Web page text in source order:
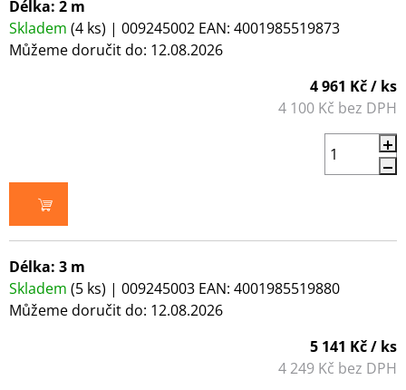
Délka: 2 m
Skladem (4 ks) | 009245002 EAN: 4001985519873
Můžeme doručit do: 12.08.2026
4 961 Kč/ ks
4 100 Kč bez DPH
DO KOŠÍKU
Délka: 3 m
Skladem (5 ks) | 009245003 EAN: 4001985519880
Můžeme doručit do: 12.08.2026
5 141 Kč/ ks
4 249 Kč bez DPH